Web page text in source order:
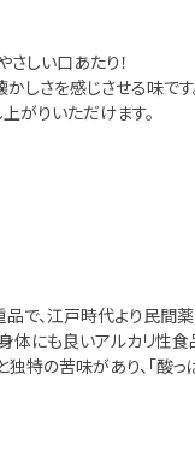
しい口あたり！
しさを感じさせる味です
がりいただけます。
、江戸時代より民間薬
にも良いアルカリ性食
の苦味があり、「酸っ